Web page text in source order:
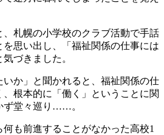
札幌の小学校のクラブ活動で手話
思い出し、「福祉関係の仕事には
づきました。
か」と聞かれると、福祉関係の仕
根本的に「働く」ということに関
ず堂々巡り……。
も前進することがなかった高校1